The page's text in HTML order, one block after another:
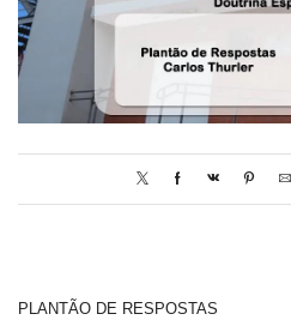
PLANTÃO DE RESPOSTAS